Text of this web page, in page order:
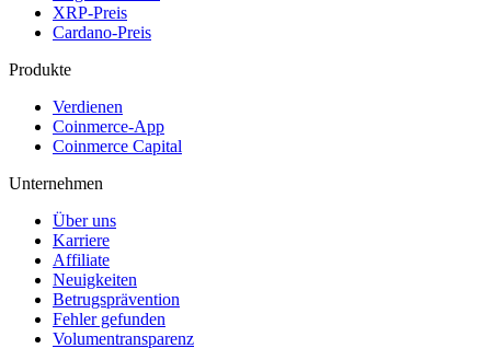
XRP-Preis
Cardano-Preis
Produkte
Verdienen
Coinmerce-App
Coinmerce Capital
Unternehmen
Über uns
Karriere
Affiliate
Neuigkeiten
Betrugsprävention
Fehler gefunden
Volumentransparenz